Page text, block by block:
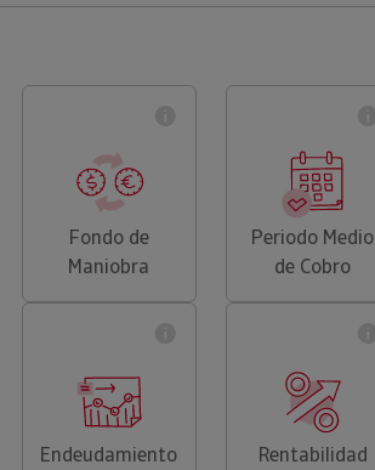
Fondo de
Maniobra
Periodo Medio
de Cobro
Endeudamiento
Rentabilidad